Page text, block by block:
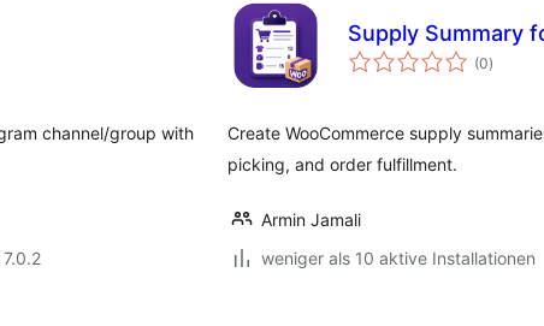
channel/group with
Supply Summary
(0)
Create WooCommerce supply
picking, and order fulfillment.
Armin Jamali
weniger als 10 aktive Installationen